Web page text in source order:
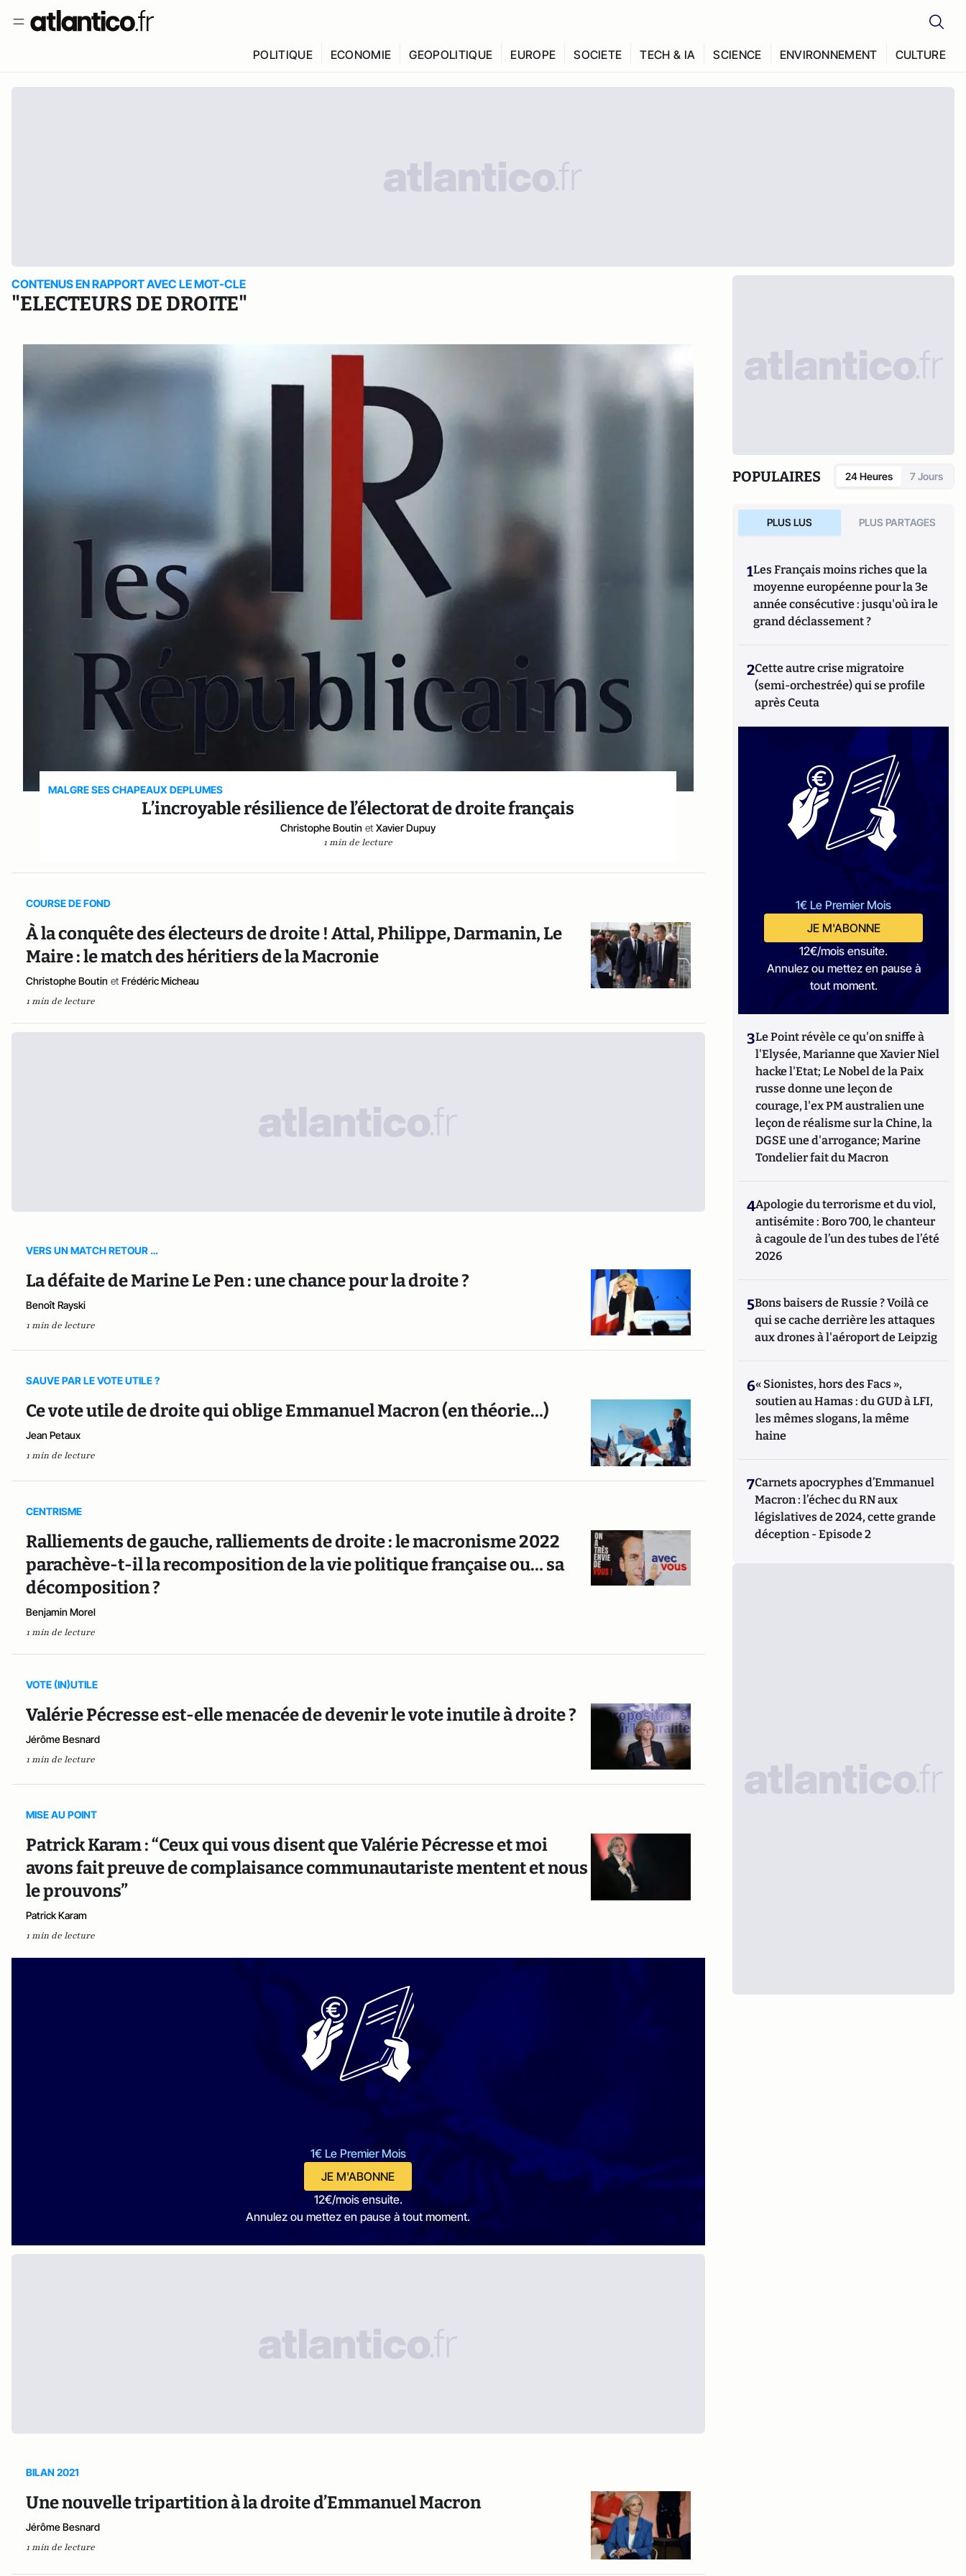
POLITIQUE ECONOMIE GEOPOLITIQUE EUROPE SOCIETE TECH & IA SCIENCE ENVIRONNEMENT CULTURE
CONTENUS EN RAPPORT AVEC LE MOT-CLE
"ELECTEURS DE DROITE"
MALGRE SES CHAPEAUX DEPLUMES
L’incroyable résilience de l’électorat de droite français
Christophe Boutin et Xavier Dupuy
1 min de lecture
COURSE DE FOND
À la conquête des électeurs de droite ! Attal, Philippe, Darmanin, Le
Maire : le match des héritiers de la Macronie
Christophe Boutin et Frédéric Micheau
1 min de lecture
VERS UN MATCH RETOUR …
La défaite de Marine Le Pen : une chance pour la droite ?
Benoît Rayski
1 min de lecture
SAUVE PAR LE VOTE UTILE ?
Ce vote utile de droite qui oblige Emmanuel Macron (en théorie…)
Jean Petaux
1 min de lecture
CENTRISME
Ralliements de gauche, ralliements de droite : le macronisme 2022
parachève-t-il la recomposition de la vie politique française ou… sa
décomposition ?
Benjamin Morel
1 min de lecture
VOTE (IN)UTILE
Valérie Pécresse est-elle menacée de devenir le vote inutile à droite ?
Jérôme Besnard
1 min de lecture
MISE AU POINT
Patrick Karam : “Ceux qui vous disent que Valérie Pécresse et moi
avons fait preuve de complaisance communautariste mentent et nous
le prouvons”
Patrick Karam
1 min de lecture
1€ Le Premier Mois
JE M'ABONNE
12€/mois ensuite.
Annulez ou mettez en pause à tout moment.
BILAN 2021
Une nouvelle tripartition à la droite d’Emmanuel Macron
Jérôme Besnard
1 min de lecture
POPULAIRES 24 Heures 7 Jours
PLUS LUS PLUS PARTAGES
1Les Français moins riches que la
moyenne européenne pour la 3e
année consécutive : jusqu'où ira le
grand déclassement ?
2Cette autre crise migratoire
(semi-orchestrée) qui se profile
après Ceuta
1€ Le Premier Mois
JE M'ABONNE
12€/mois ensuite.
Annulez ou mettez en pause à
tout moment.
3Le Point révèle ce qu'on sniffe à
l'Elysée, Marianne que Xavier Niel
hacke l'Etat; Le Nobel de la Paix
russe donne une leçon de
courage, l'ex PM australien une
leçon de réalisme sur la Chine, la
DGSE une d'arrogance; Marine
Tondelier fait du Macron
4Apologie du terrorisme et du viol,
antisémite : Boro 700, le chanteur
à cagoule de l’un des tubes de l’été
2026
5Bons baisers de Russie ? Voilà ce
qui se cache derrière les attaques
aux drones à l'aéroport de Leipzig
6« Sionistes, hors des Facs »,
soutien au Hamas : du GUD à LFI,
les mêmes slogans, la même
haine
7Carnets apocryphes d’Emmanuel
Macron : l’échec du RN aux
législatives de 2024, cette grande
déception - Episode 2